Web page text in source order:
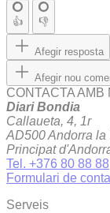
👍 👎
Afegir resposta
Afegir nou
CONTACTA AMB
Diari Bondia
Callaueta, 4, 1r
AD500 Andorra la
Principat
Tel. +376 80 88 88
Formulari de
Serveis